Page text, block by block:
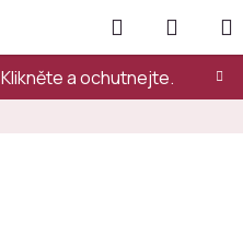
Klikněte a ochutnejte.
Hledat
KOŠÍK